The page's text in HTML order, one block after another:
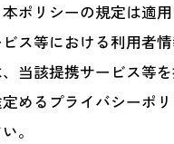
ポリシーの規定は適用
ス等における利用者
当該提携サービス等
めるプライバシーポ
。